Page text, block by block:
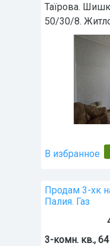
Таїрова.
50/30/8.
В избранное
Продам 3-хк
Палия. Газ
3-комн. кв.,